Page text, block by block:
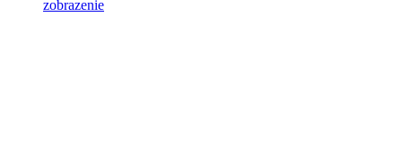
zobrazenie